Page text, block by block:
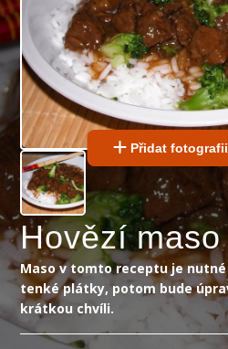
Přidat fotografii
Hovězí
Maso v tomto receptu je
tenké plátky, potom bude
krátkou chvíli.